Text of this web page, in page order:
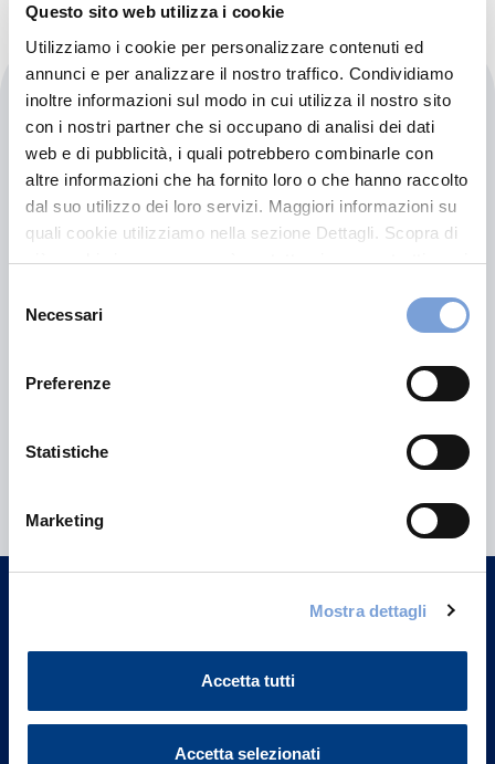
Questo sito web utilizza i cookie
Utilizziamo i cookie per personalizzare contenuti ed
annunci e per analizzare il nostro traffico. Condividiamo
inoltre informazioni sul modo in cui utilizza il nostro sito
con i nostri partner che si occupano di analisi dei dati
web e di pubblicità, i quali potrebbero combinarle con
altre informazioni che ha fornito loro o che hanno raccolto
dal suo utilizzo dei loro servizi. Maggiori informazioni su
quali cookie utilizziamo nella sezione Dettagli. Scopra di
più su chi siamo, come può contattarci e come trattiamo i
può trovare nel footer del sito nella sezione "Informativa
delNecessari
Preferenze
Statistiche
Marketing
Mostra dettagli
Accetta tutti
Accetta selezionati
Carglass - Bergamo (recastello)
Via Pizzo Recastello, 35
24127 Bergamo (BG)
informazioni?
Trova l'Agenzia più vicina a te e parla con
un nostro Agente.